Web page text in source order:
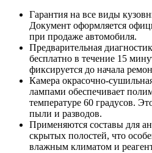
Гарантия на все виды
Документ оформляется
при продаже автомобиля.
Предварительная
бесплатно в течение 15
фиксируется до начала
Камера окрасочно-
лампами обеспечивает
температуре 60 градусов.
пыли и разводов.
Применяются составы для
скрытых полостей, что
влажным климатом и